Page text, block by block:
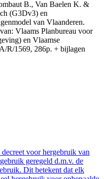
B., Van Baelen K. &
(G3Dv3) en
van Vlaanderen.
Vlaams Planbureau voor
en Vlaamse
R/1569, 286p. + bijlagen
voor hergebruik van
geregeld d.m.v. de
Dit betekent dat elk